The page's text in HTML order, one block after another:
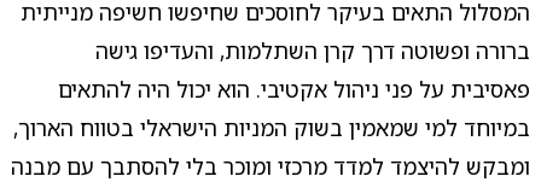
המסלול התאים בעיקר לחוסכים שחיפשו חשיפה מנייתית
ברורה ופשוטה דרך קרן השתלמות, והעדיפו גישה
פאסיבית על פני ניהול אקטיבי. הוא יכול היה להתאים
במיוחד למי שמאמין בשוק המניות הישראלי בטווח הארוך,
ומבקש להיצמד למדד מרכזי ומוכר בלי להסתבך עם מבנה